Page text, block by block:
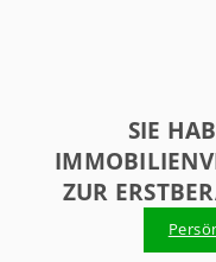
SIE
ZUR